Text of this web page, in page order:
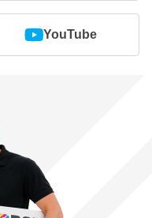
YouTube